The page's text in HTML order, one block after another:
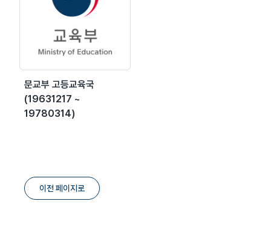
문교부 고등교육국
(19631217 ~
19780314)
이전 페이지로